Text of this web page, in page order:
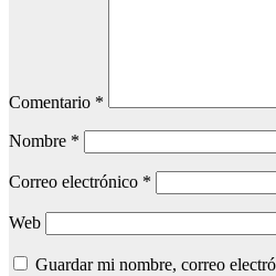
Comentario *
Nombre *
Correo electrónico *
Web
Guardar mi nombre, correo